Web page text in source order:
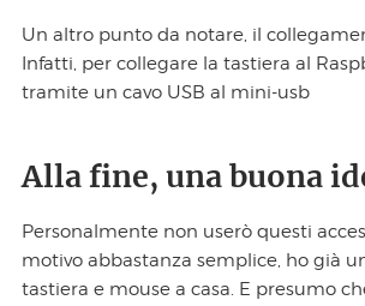
Un altro punto da notare, il
Infatti, per collegare la tastiera al
tramite un cavo USB al mini-usb
Alla fine, una buona
Personalmente non userò questi
motivo abbastanza semplice, ho già
tastiera e mouse a casa. E presumo